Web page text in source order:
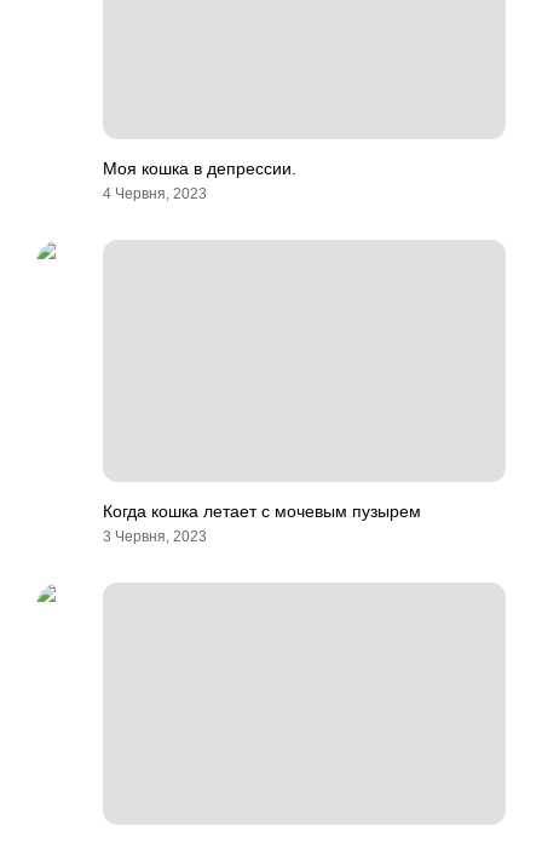
Моя кошка в депрессии.
4 Червня, 2023
Когда кошка летает с мочевым пузырем
3 Червня, 2023